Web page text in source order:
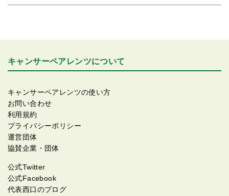
キャンサーペアレンツについて
キャンサーペアレンツの使い方
お問い合わせ
利用規約
プライバシーポリシー
運営団体
協賛企業・団体
公式Twitter
公式Facebook
代表西口のブログ